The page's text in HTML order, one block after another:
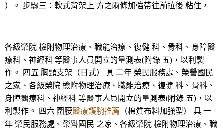
）。 步驟三：軟式背架上 方之兩條加強帶往前拉後 粘住，
各級榮院 檢附物理治療、職能治療、復健 科、骨科、身障醫
療科、神經科 等醫事人員開立的量測表(附錄 五)，以利製
作。 四五 胸頸支架（日式） 具 二年 榮民服務處、榮譽國民
之家、各級榮院 檢附物理治療、職能治療、復健 科、骨科、
身障醫療科、神經科 等醫事人員開立的量測表(附錄 五)，以
利製作。 四六 圍腰醫療護腕推薦 （棉質布料加強型） 具 一
年 榮民服務處、榮譽國民 之家、各級榮院 檢附物理治療、職